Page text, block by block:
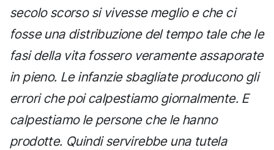
secolo scorso si vivesse meglio e che ci
fosse una distribuzione del tempo tale che le
fasi della vita fossero veramente assaporate
in pieno. Le infanzie sbagliate producono gli
errori che poi calpestiamo giornalmente. E
calpestiamo le persone che le hanno
prodotte. Quindi servirebbe una tutela